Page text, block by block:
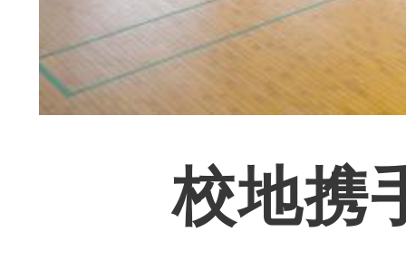
校地携